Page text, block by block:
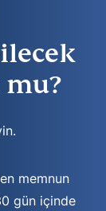
memnun
gün içinde